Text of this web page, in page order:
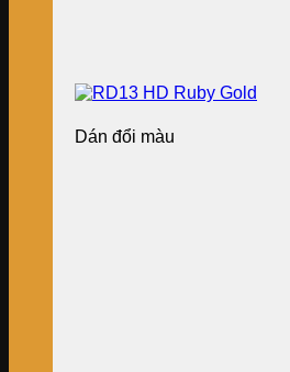
Dán đổi màu